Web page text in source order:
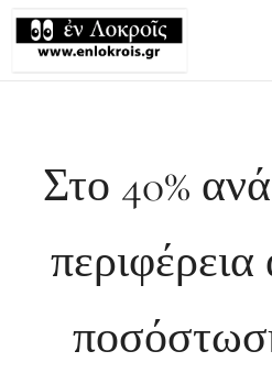
Στο 40%
περιφέρεια